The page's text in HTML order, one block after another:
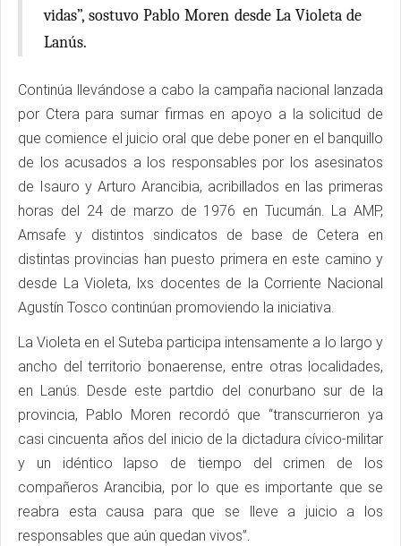
vidas”, sostuvo Pablo Moren desde La Violeta de
Lanús.
Continúa llevándose a cabo la campaña nacional lanzada
por Ctera para sumar firmas en apoyo a la solicitud de
que comience el juicio oral que debe poner en el banquillo
de los acusados a los responsables por los asesinatos
de Isauro y Arturo Arancibia, acribillados en las primeras
horas del 24 de marzo de 1976 en Tucumán. La AMP,
Amsafe y distintos sindicatos de base de Cetera en
distintas provincias han puesto primera en este camino y
desde La Violeta, lxs docentes de la Corriente Nacional
Agustín Tosco continúan promoviendo la iniciativa.
La Violeta en el Suteba participa intensamente a lo largo y
ancho del territorio bonaerense, entre otras localidades,
en Lanús. Desde este partdio del conurbano sur de la
provincia, Pablo Moren recordó que “transcurrieron ya
casi cincuenta años del inicio de la dictadura cívico-militar
y un idéntico lapso de tiempo del crimen de los
compañeros Arancibia, por lo que es importante que se
reabra esta causa para que se lleve a juicio a los
responsables que aún quedan vivos”.